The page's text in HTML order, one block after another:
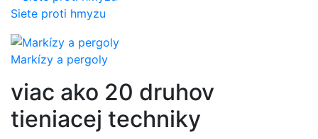
Siete proti hmyzu
Markízy a pergoly
viac ako 20 druhov
tieniacej techniky